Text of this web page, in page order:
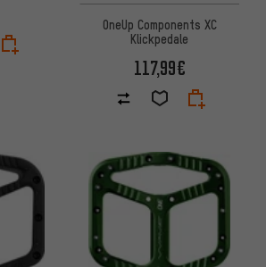
OneUp Components XC
Klickpedale
117,99€